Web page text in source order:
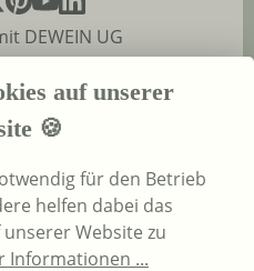
DEWEIN UG
auf unserer
🍪
für den Betrieb
helfen dabei das
Website zu
Informationen ...